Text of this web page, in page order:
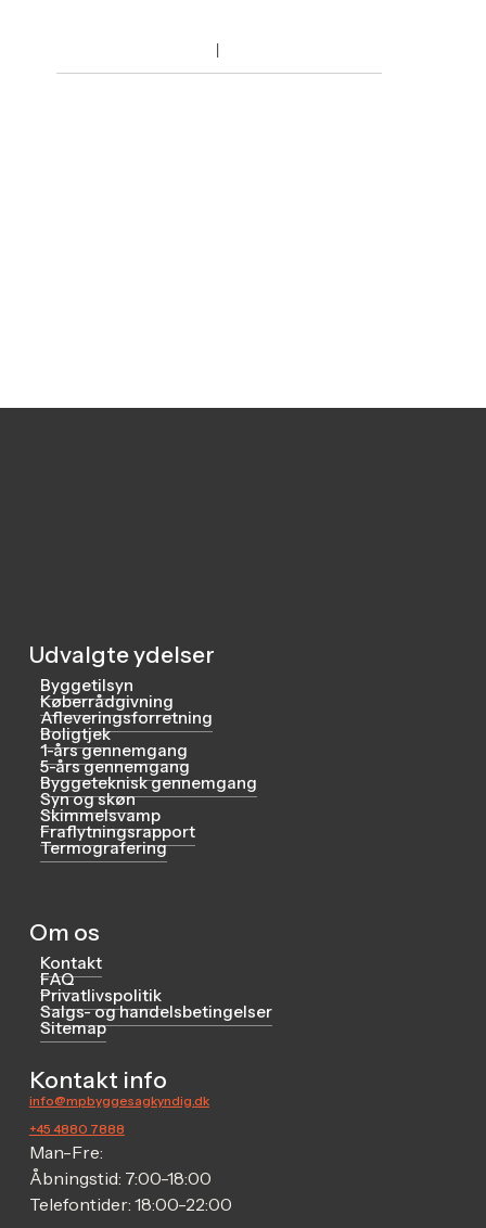
Udvalgte ydelser
Byggetilsyn
Køberrådgivning
Afleveringsforretning
Boligtjek
1-års gennemgang
5-års gennemgang
Byggeteknisk gennemgang
Syn og skøn
Skimmelsvamp
Fraflytningsrapport
Termografering
Om os
Kontakt
FAQ
Privatlivspolitik
Salgs- og handelsbetingelser
Sitemap
Kontakt info
info@mpbyggesagkyndig.dk
+45 4880 7888
Man-Fre:
Åbningstid: 7:00-18:00
Telefontider: 18:00-22:00